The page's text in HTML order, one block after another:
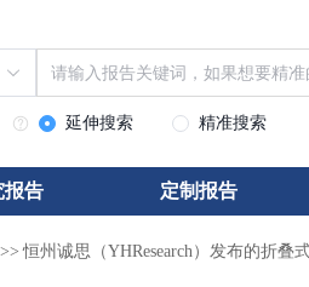
延伸搜索 精准搜索
报告 定制报告
>> 恒州诚思（YHResearch）发布的折